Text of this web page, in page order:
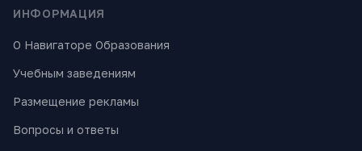
ИНФОРМАЦИЯ
О Навигаторе Образования
Учебным заведениям
Размещение рекламы
Вопросы и ответы